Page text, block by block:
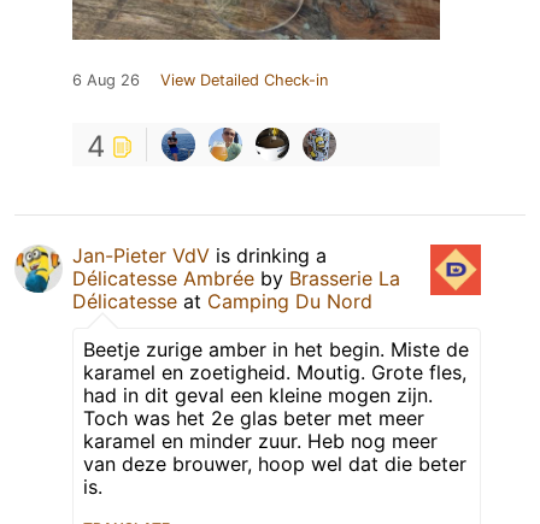
6 Aug 26 View Detailed Check-in
4
Jan-Pieter VdV is drinking a
Délicatesse Ambrée by Brasserie La
Délicatesse at Camping Du Nord
Beetje zurige amber in het begin. Miste de
karamel en zoetigheid. Moutig. Grote fles,
had in dit geval een kleine mogen zijn.
Toch was het 2e glas beter met meer
karamel en minder zuur. Heb nog meer
van deze brouwer, hoop wel dat die beter
is.